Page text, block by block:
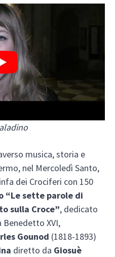
musica, storia e
nel Mercoledì Santo,
dei Crociferi con 150
“Le sette parole di
sulla Croce”, dedicato
Benedetto XVI,
Gounod (1818-1893)
diretto da Giosuè